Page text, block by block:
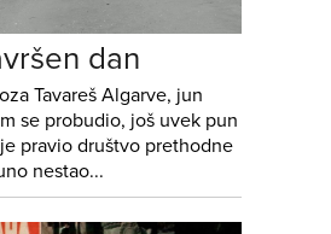
dan
Tavareš Algarve, jun
se probudio, još uvek pun
pravio društvo prethodne
nestao...